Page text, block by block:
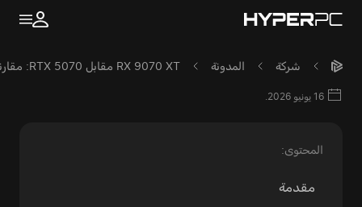
شركة المدونة RX 9070 XT مقابل RTX 5070: مقارنة بطاقات الرسوميات للألعاب
المحتوى:
مقدمة